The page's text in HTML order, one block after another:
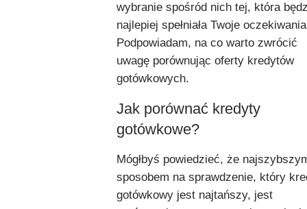
wybranie spośród nich tej, która
najlepiej spełniała Twoje
Podpowiadam, na co warto zwrócić
uwagę porównując oferty kredytów
gotówkowych.
Jak porównać kredyty
gotówkowe?
Mógłbyś powiedzieć, że
sposobem na sprawdzenie, który
gotówkowy jest najtańszy, jest